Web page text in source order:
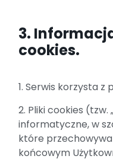
3.
cookies.
1. Serwis korzysta z
2. Pliki cookies
informatyczne, w
które
końcowym